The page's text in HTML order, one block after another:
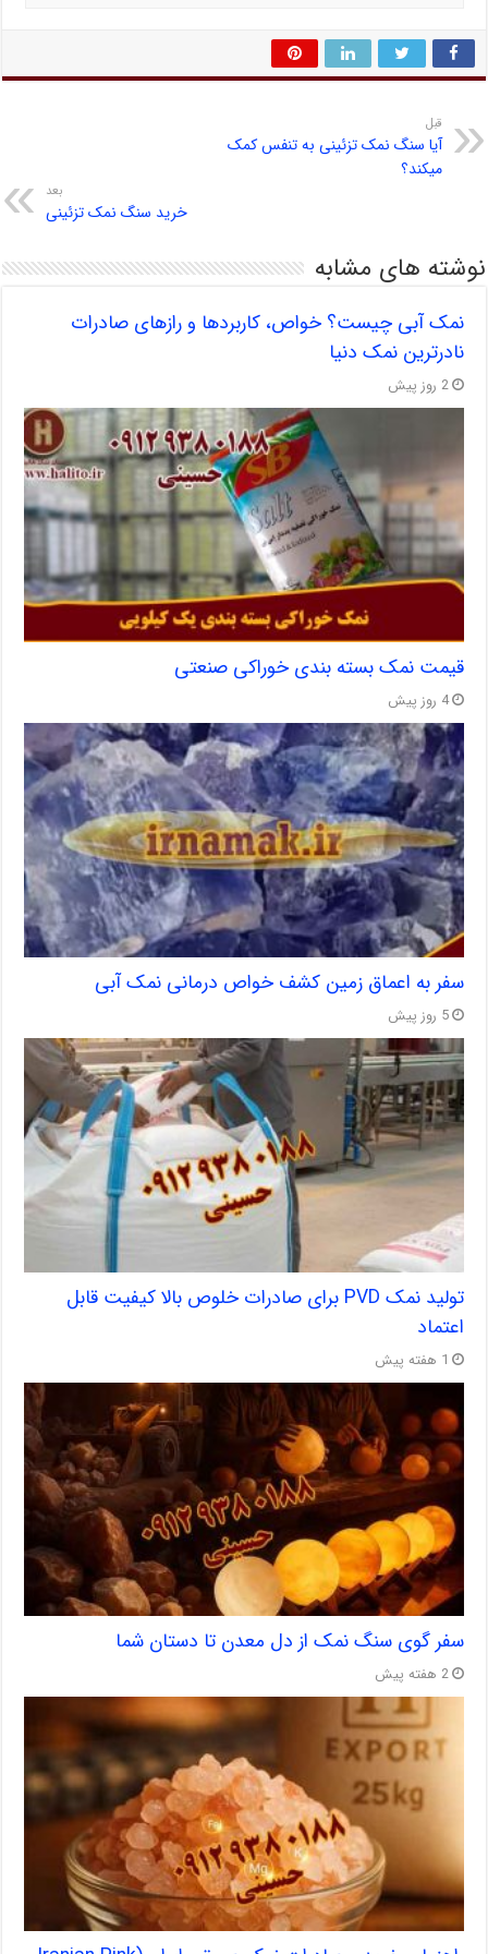
قبل
آیا سنگ نمک تزئینی به تنفس کمک
میکند؟
بعد
خرید سنگ نمک تزئینی
نوشته های مشابه
نمک آبی چیست؟ خواص، کاربردها و رازهای صادرات
نادرترین نمک دنیا
2 روز پیش
قیمت نمک بسته بندی خوراکی صنعتی
4 روز پیش
سفر به اعماق زمین کشف خواص درمانی نمک آبی
5 روز پیش
تولید نمک PVD برای صادرات خلوص بالا کیفیت قابل
اعتماد
1 هفته پیش
سفر گوی سنگ نمک از دل معدن تا دستان شما
2 هفته پیش